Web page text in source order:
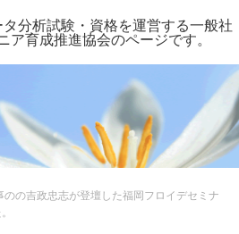
分析試験・資格を運営する一般社
ア育成推進協会のページです。
のの吉政忠志が登壇した福岡フロイデセミナ